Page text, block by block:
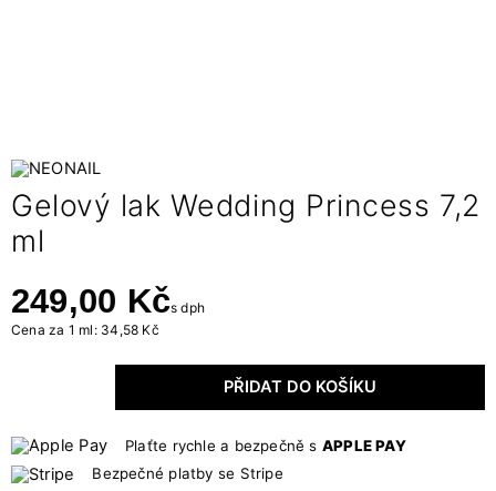
Gelový lak Wedding Princess 7,2
ml
249,00 Kčs dph
Cena za 1 ml: 34,58 Kč
PŘIDAT DO KOŠÍKU
Plaťte rychle a bezpečně s APPLE PAY
Bezpečné platby se Stripe